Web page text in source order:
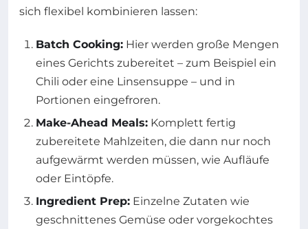
sich flexibel kombinieren lassen:
Batch Cooking: Hier werden große Mengen
eines Gerichts zubereitet – zum Beispiel ein
Chili oder eine Linsensuppe – und in
Portionen eingefroren.
Make-Ahead Meals: Komplett fertig
zubereitete Mahlzeiten, die dann nur noch
aufgewärmt werden müssen, wie Aufläufe
oder Eintöpfe.
Ingredient Prep: Einzelne Zutaten wie
geschnittenes Gemüse oder vorgekochtes